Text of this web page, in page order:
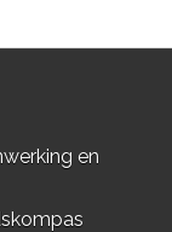
en